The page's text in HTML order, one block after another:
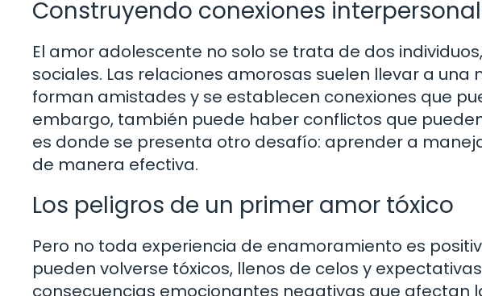
Construyendo conexiones
El amor adolescente no solo se trata de dos
sociales. Las relaciones amorosas suelen llevar a
forman amistades y se establecen conexiones que
embargo, también puede haber conflictos que
es donde se presenta otro desafío: aprender a
de manera efectiva.
Los peligros de un primer amor tóxico
Pero no toda experiencia de enamoramiento es
pueden volverse tóxicos, llenos de celos y
consecuencias emocionantes negativas que afectan